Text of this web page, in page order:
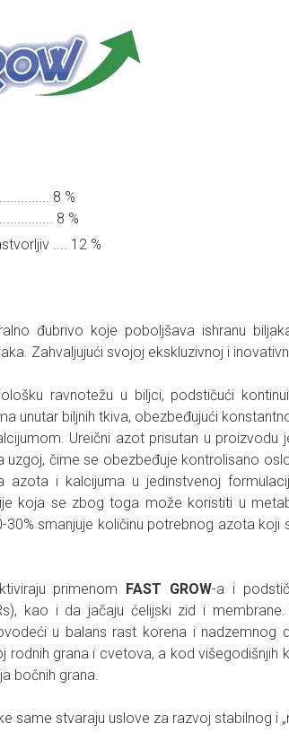
8 %
8 %
.... 12 %
đubrivo koje poboljšava ishranu
Zahvaljujući svojoj ekskluzivnoj i
ravnotežu u biljci, podstičući
unutar biljnih tkiva, obezbeđujući
Ureični azot prisutan u proizvodu
uzgoj, čime se obezbeđuje kontrolisano
azota i kalcijuma u ​​jedinstvenoj
koja se zbog toga može koristiti u
smanjuje količinu potrebnog azota koji
primenom FAST GROW-a i
kao i da jačaju ćelijski zid i
u balans rast korena i nadzemnog
rodnih grana i cvetova, a kod višegodišnjih
bočnih grana.
same stvaraju uslove za razvoj stabilnog